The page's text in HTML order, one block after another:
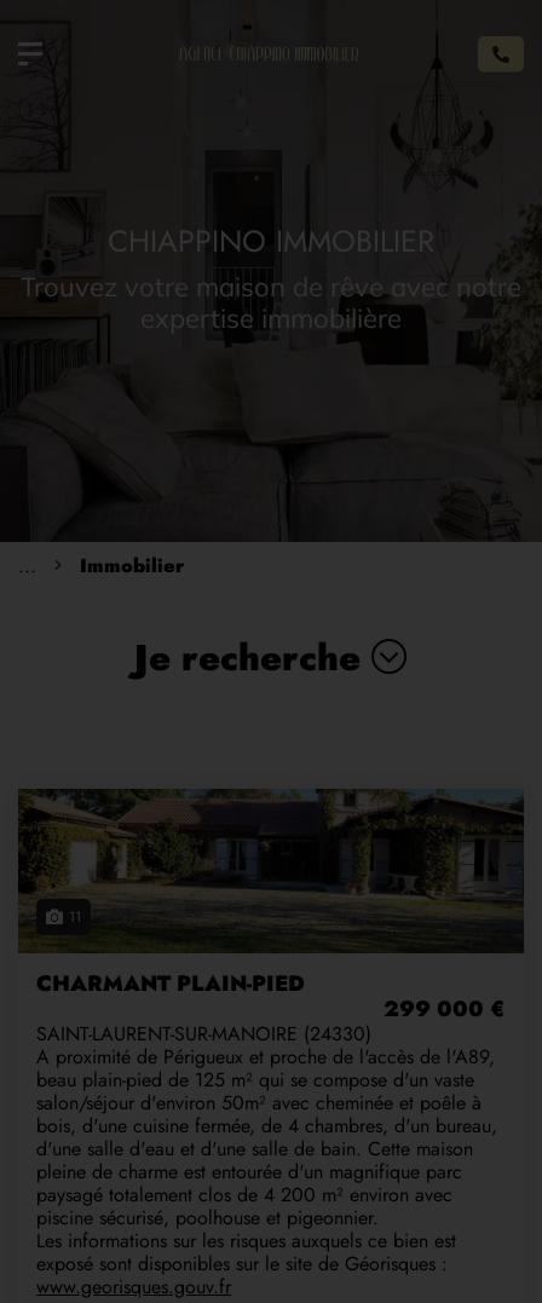
CHIAPPINO IMMOBILIER
Trouvez votre maison de rêve avec notre
expertise immobilière
... Immobilier
Je recherche
11
CHARMANT PLAIN-PIED
299 000 €
SAINT-LAURENT-SUR-MANOIRE (24330)
A proximité de Périgueux et proche de l'accès de l'A89,
beau plain-pied de 125 m² qui se compose d'un vaste
salon/séjour d'environ 50m² avec cheminée et poêle à
bois, d'une cuisine fermée, de 4 chambres, d'un bureau,
d'une salle d'eau et d'une salle de bain. Cette maison
pleine de charme est entourée d'un magnifique parc
paysagé totalement clos de 4 200 m² environ avec
piscine sécurisé, poolhouse et pigeonnier.
Les informations sur les risques auxquels ce bien est
exposé sont disponibles sur le site de Géorisques :
www.georisques.gouv.fr